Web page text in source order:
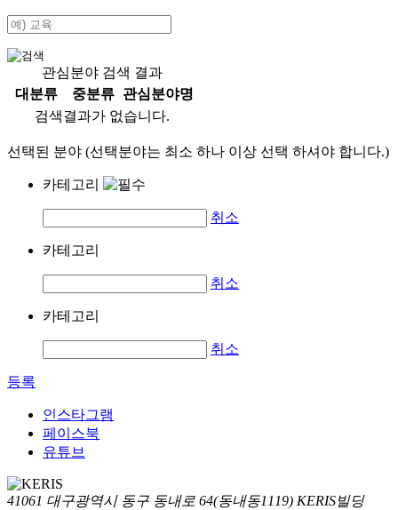
관심분야 검색 결과
대분류
중분류
관심분야명
검색결과가 없습니다.
선택된 분야 (선택분야는 최소 하나 이상 선택 하셔야 합니다.)
카테고리
취소
카테고리
취소
카테고리
취소
등록
인스타그램
페이스북
유튜브
41061 대구광역시 동구 동내로 64(동내동1119) KERIS빌딩